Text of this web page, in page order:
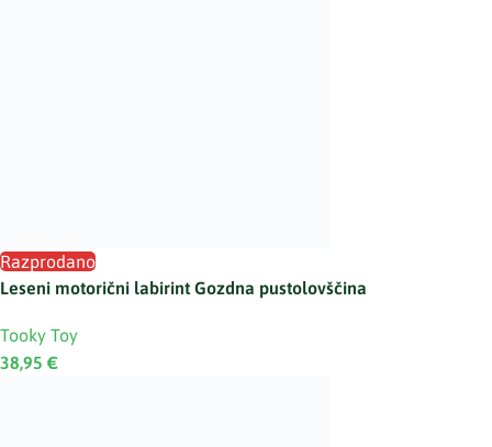
Razprodano
Leseni motorični labirint Gozdna pustolovščina
Tooky Toy
38,95 €